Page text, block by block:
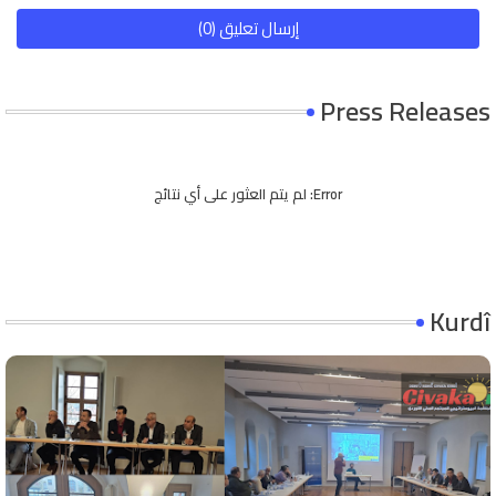
إرسال تعليق (0)
Press Releases
Error: لم يتم العثور على أي نتائج
Kurdî